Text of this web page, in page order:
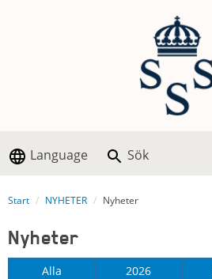
Language Sök
Start NYHETER Nyheter
Nyheter
Alla 2026